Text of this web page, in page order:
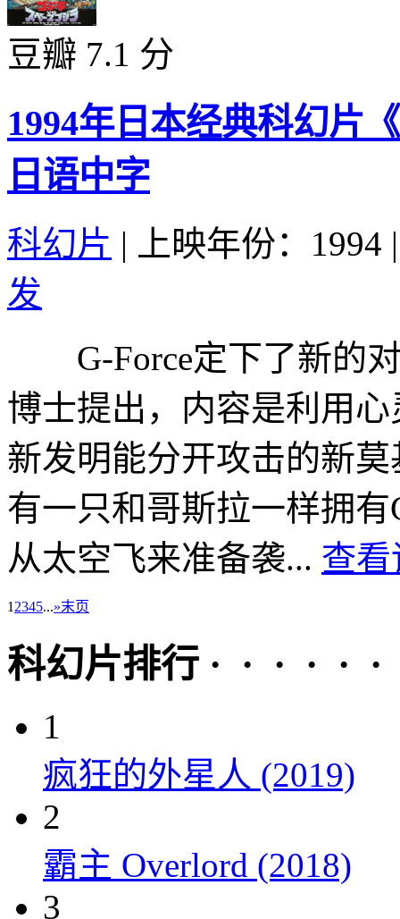
豆瓣 7.1 分
1994年日本经典科幻片
日语中字
科幻片 | 上映年份：1994 |
发
G-Force定下了新的对
博士提出，内容是利用
新发明能分开攻击的新
有一只和哥斯拉一样拥
从太空飞来准备袭... 查看
1 2345...»末页
科幻片排行 · · · · · ·
1
疯狂的外星人 (2019)
2
霸主 Overlord (2018)
3